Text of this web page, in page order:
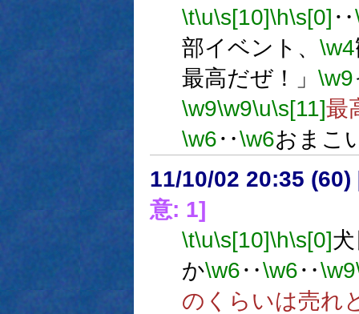
\t\u\s[10]\h\s[0] ‥
部イベント、 \w4
最高だぜ！」 \w9
\w9\w9\u\s[11]最
\w6‥\w6おまこ
11/10/02 20:35 (60)
意: 1]
\t\u\s[10]\h\s[0]
か\w6‥\w6‥\w9
のくらいは売れ